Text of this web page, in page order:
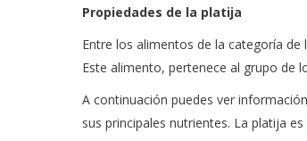
Propiedades de la platija
Entre los alimentos de la categoría de
Este alimento, pertenece al grupo de
A continuación puedes ver
sus principales nutrientes. La platija es